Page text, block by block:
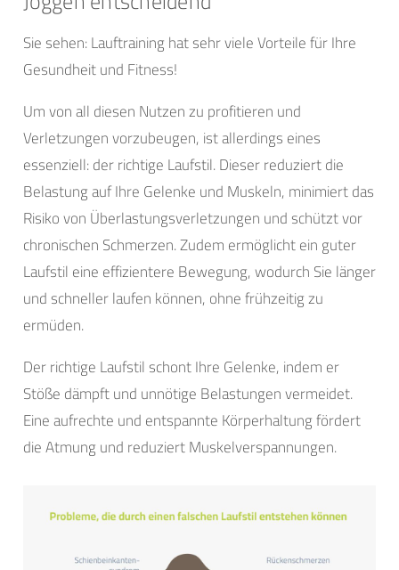
Sie sehen: Lauftraining hat sehr viele Vorteile für Ihre
Gesundheit und Fitness!
Um von all diesen Nutzen zu profitieren und
Verletzungen vorzubeugen, ist allerdings eines
essenziell: der richtige Laufstil. Dieser reduziert die
Belastung auf Ihre Gelenke und Muskeln, minimiert das
Risiko von Überlastungsverletzungen und schützt vor
chronischen Schmerzen. Zudem ermöglicht ein guter
Laufstil eine effizientere Bewegung, wodurch Sie länger
und schneller laufen können, ohne frühzeitig zu
ermüden.
Der richtige Laufstil schont Ihre Gelenke, indem er
Stöße dämpft und unnötige Belastungen vermeidet.
Eine aufrechte und entspannte Körperhaltung fördert
die Atmung und reduziert Muskelverspannungen.